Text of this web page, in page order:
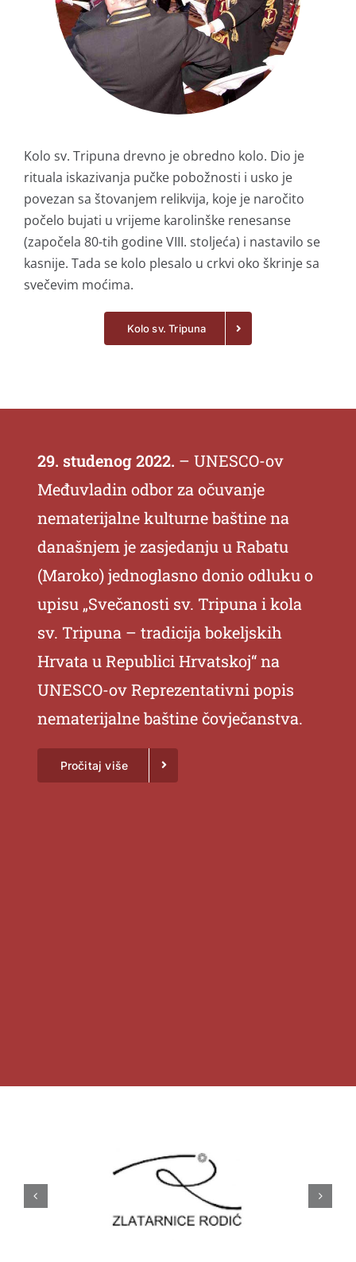
Kolo sv. Tripuna drevno je obredno kolo. Dio je
rituala iskazivanja pučke pobožnosti i usko je
povezan sa štovanjem relikvija, koje je naročito
počelo bujati u vrijeme karolinške renesanse
(započela 80-tih godine VIII. stoljeća) i nastavilo se
kasnije. Tada se kolo plesalo u crkvi oko škrinje sa
svečevim moćima.
Kolo sv. Tripuna
29. studenog 2022. – UNESCO-ov
Međuvladin odbor za očuvanje
nematerijalne kulturne baštine na
današnjem je zasjedanju u Rabatu
(Maroko) jednoglasno donio odluku o
upisu „Svečanosti sv. Tripuna i kola
sv. Tripuna – tradicija bokeljskih
Hrvata u Republici Hrvatskoj“ na
UNESCO-ov Reprezentativni popis
nematerijalne baštine čovječanstva.
Pročitaj više